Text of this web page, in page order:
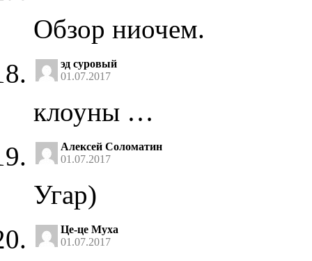
Обзор ниочем.
эд суровый
01.07.2017
клоуны …
Алексей Соломатин
01.07.2017
Угар)
Це-це Муха
01.07.2017